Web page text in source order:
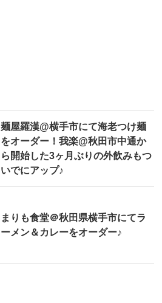
麺屋羅漢@横手市にて海老つけ麺
をオーダー！我楽@秋田市中通か
ら開始した3ヶ月ぶりの外飲みもつ
いでにアップ♪
まりも食堂＠秋田県横手市にてラ
ーメン＆カレーをオーダー♪